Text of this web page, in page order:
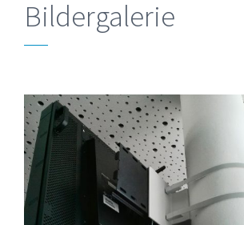
Bildergalerie